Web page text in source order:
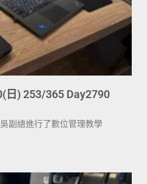
日) 253/365 Day2790
副總進行了數位管理教學